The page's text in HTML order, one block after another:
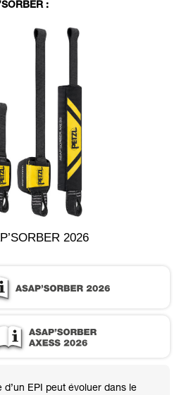
:
2026
EPI peut évoluer dans le